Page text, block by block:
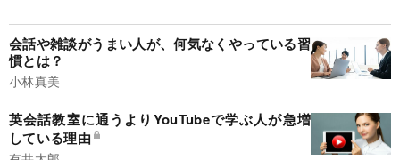
会話や雑談がうまい人が、何気なくやっている習
慣とは？
小林真美
英会話教室に通うよりYouTubeで学ぶ人が急増
している理由